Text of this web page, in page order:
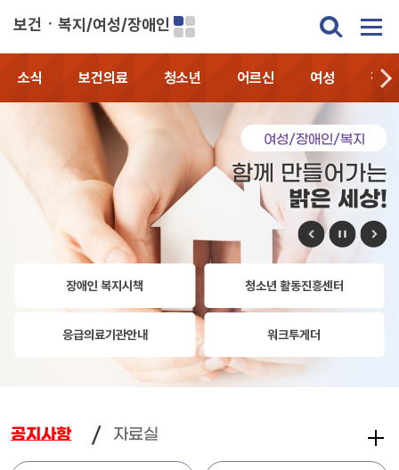
보건ㆍ복지/여성/장애인
소식 보건의료 청소년 어르신 여성 장애
여성/장애인/복지
함께 만들어가는
밝은 세상!
장애인 복지시책 청소년 활동진흥센터
응급의료기관안내 워크투게더
공지사항 자료실